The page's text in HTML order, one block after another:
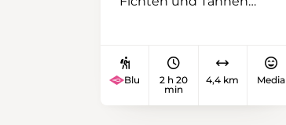
Raureifschicht. Kurz vor
der Bergstation ändert
sich das Bild, das Weiss
Blu
2 h 20
min
4,4 km Media